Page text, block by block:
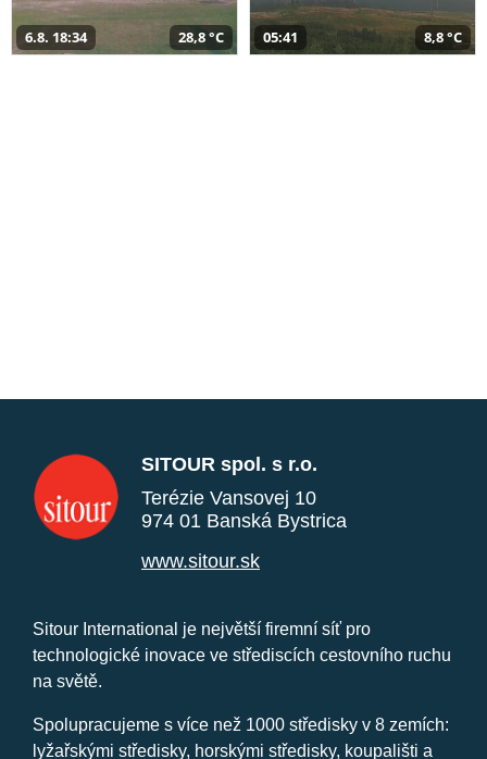
6.8. 18:34 28,8 °C 05:41 8,8 °C
SITOUR spol. s r.o.
Terézie Vansovej 10
974 01 Banská Bystrica
www.sitour.sk
Sitour International je největší firemní síť pro
technologické inovace ve střediscích cestovního ruchu
na světě.
Spolupracujeme s více než 1000 středisky v 8 zemích:
lyžařskými středisky, horskými středisky, koupališti a